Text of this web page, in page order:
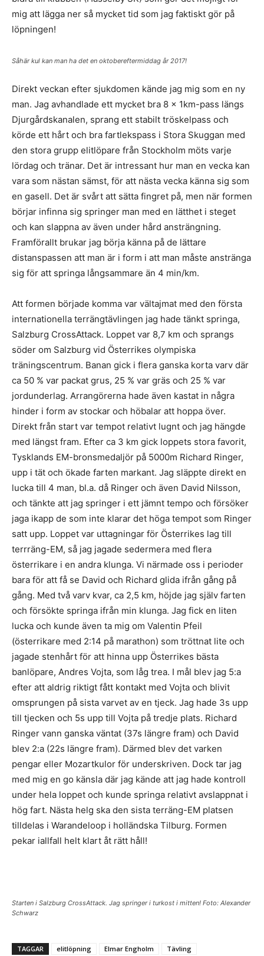
mig att lägga ner så mycket tid som jag faktiskt gör på
löpningen!
Såhär kul kan man ha det en oktobereftermiddag år 2017!
Direkt veckan efter sjukdomen kände jag mig som en ny
man. Jag avhandlade ett mycket bra 8 x 1km-pass längs
Djurgårdskanalen, sprang ett stabilt tröskelpass och
körde ett hårt och bra fartlekspass i Stora Skuggan med
den stora grupp elitlöpare från Stockholm möts varje
lördag och tränar. Det är intressant hur man en vecka kan
vara som nästan sämst, för att nästa vecka känna sig som
en gasell. Det är svårt att sätta fingret på, men när formen
börjar infinna sig springer man med en lätthet i steget
och kan slappna av även under hård ansträngning.
Framförallt brukar jag börja känna på de lättare
distanspassen att man är i form i att man måste anstränga
sig för att springa långsammare än 4 min/km.
Att formen började komma var vältajmat med den första
internationella terrängtävlingen jag hade tänkt springa,
Salzburg CrossAttack. Loppet var 8,7 km och sprangs
söder om Salzburg vid Österrikes olympiska
träningscentrum. Banan gick i flera ganska korta varv där
ca 50 % var packat grus, 25 % var gräs och 25 % var
jordunderlag. Arrangörerna hade även kastat in några
hinder i form av stockar och höbalar att hoppa över.
Direkt från start var tempot relativt lugnt och jag hängde
med längst fram. Efter ca 3 km gick loppets stora favorit,
Tysklands EM-bronsmedaljör på 5000m Richard Ringer,
upp i tät och ökade farten markant. Jag släppte direkt en
lucka till 4 man, bl.a. då Ringer och även David Nilsson,
och tänkte att jag springer i ett jämnt tempo och försöker
jaga ikapp de som inte klarar det höga tempot som Ringer
satt upp. Loppet var uttagningar för Österrikes lag till
terrräng-EM, så jag jagade sedermera med flera
österrikare i en andra klunga. Vi närmade oss i perioder
bara för att få se David och Richard glida ifrån gång på
gång. Med två varv kvar, ca 2,5 km, höjde jag själv farten
och försökte springa ifrån min klunga. Jag fick en liten
lucka och kunde även ta mig om Valentin Pfeil
(österrikare med 2:14 på marathon) som tröttnat lite och
jagade stenhårt för att hinna upp Österrikes bästa
banlöpare, Andres Vojta, som låg trea. I mål blev jag 5:a
efter att aldrig riktigt fått kontakt med Vojta och blivit
omsprungen på sista varvet av en tjeck. Jag hade 3s upp
till tjecken och 5s upp till Vojta på tredje plats. Richard
Ringer vann ganska väntat (37s längre fram) och David
blev 2:a (22s längre fram). Därmed blev det varken
pengar eller Mozartkulor för underskriven. Dock tar jag
med mig en go känsla där jag kände att jag hade kontroll
under hela loppet och kunde springa relativt avslappnat i
hög fart. Nästa helg ska den sista terräng-EM platsen
tilldelas i Warandeloop i holländska Tilburg. Formen
pekar iallfall helt klart åt rätt håll!
Starten i Salzburg CrossAttack. Jag springer i turkost i mitten! Foto: Alexander
Schwarz
TAGGAR elitlöpning Elmar Engholm Tävling